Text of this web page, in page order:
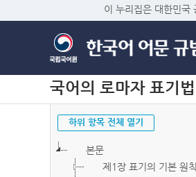
이 누리집은 대한민국
국어의 로마자 표기법
하위 항목 전체 열기
본문
제1장 표기의 기본 원칙